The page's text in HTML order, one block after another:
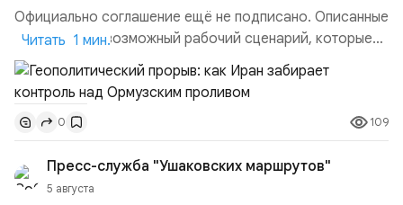
Официально соглашение ещё не подписано. Описанные
пункты — это возможный рабочий сценарий, которые
скорее всего будут реализованы.Разбираем ключевые
тезисы и последствия этого соглашения:. 1. Новые
доли контроля (75 на 25). Было: Ранее Иран и Оман
контролировали пролив на паритетных началах —
50/50. Стало: Новое соглашение закрепляет за
Ираном...
Читать 1 мин.
0 109
Пресс-служба "Ушаковских маршрутов"
5 августа